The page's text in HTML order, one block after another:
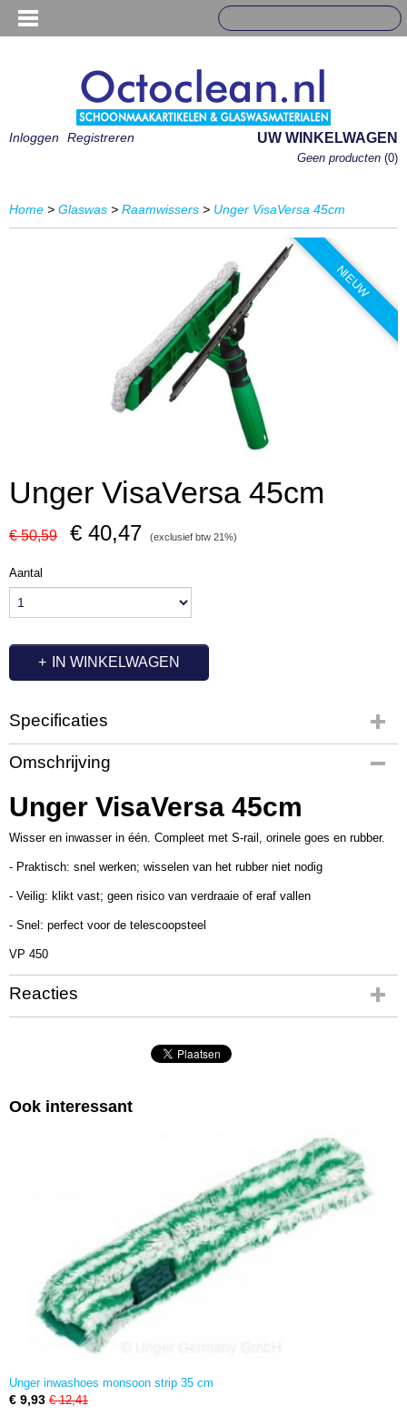
Inloggen Registreren UW WINKELWAGEN
Geen producten (0)
Home > Glaswas > Raamwissers > Unger VisaVersa 45cm
NIEUW
Unger VisaVersa 45cm
€ 50,59 € 40,47 (exclusief btw 21%)
Aantal
IN WINKELWAGEN
Specificaties
Productcode
UT3337
Productcode leverancier
VV450
Omschrijving
Unger VisaVersa 45cm
Wisser en inwasser in één. Compleet met S-rail, orinele goes en rubber.
- Praktisch: snel werken; wisselen van het rubber niet nodig
- Veilig: klikt vast; geen risico van verdraaie of eraf vallen
- Snel: perfect voor de telescoopsteel
VP 450
Reacties
Ook interessant
Unger inwashoes monsoon strip 35 cm
€ 9,93 € 12,41